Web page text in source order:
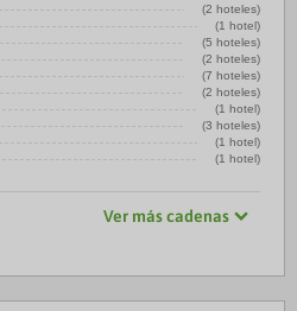
(2 hoteles)
(1 hotel)
(5 hoteles)
(2 hoteles)
(7 hoteles)
(2 hoteles)
(1 hotel)
(3 hoteles)
(1 hotel)
(1 hotel)
Ver más cadenas